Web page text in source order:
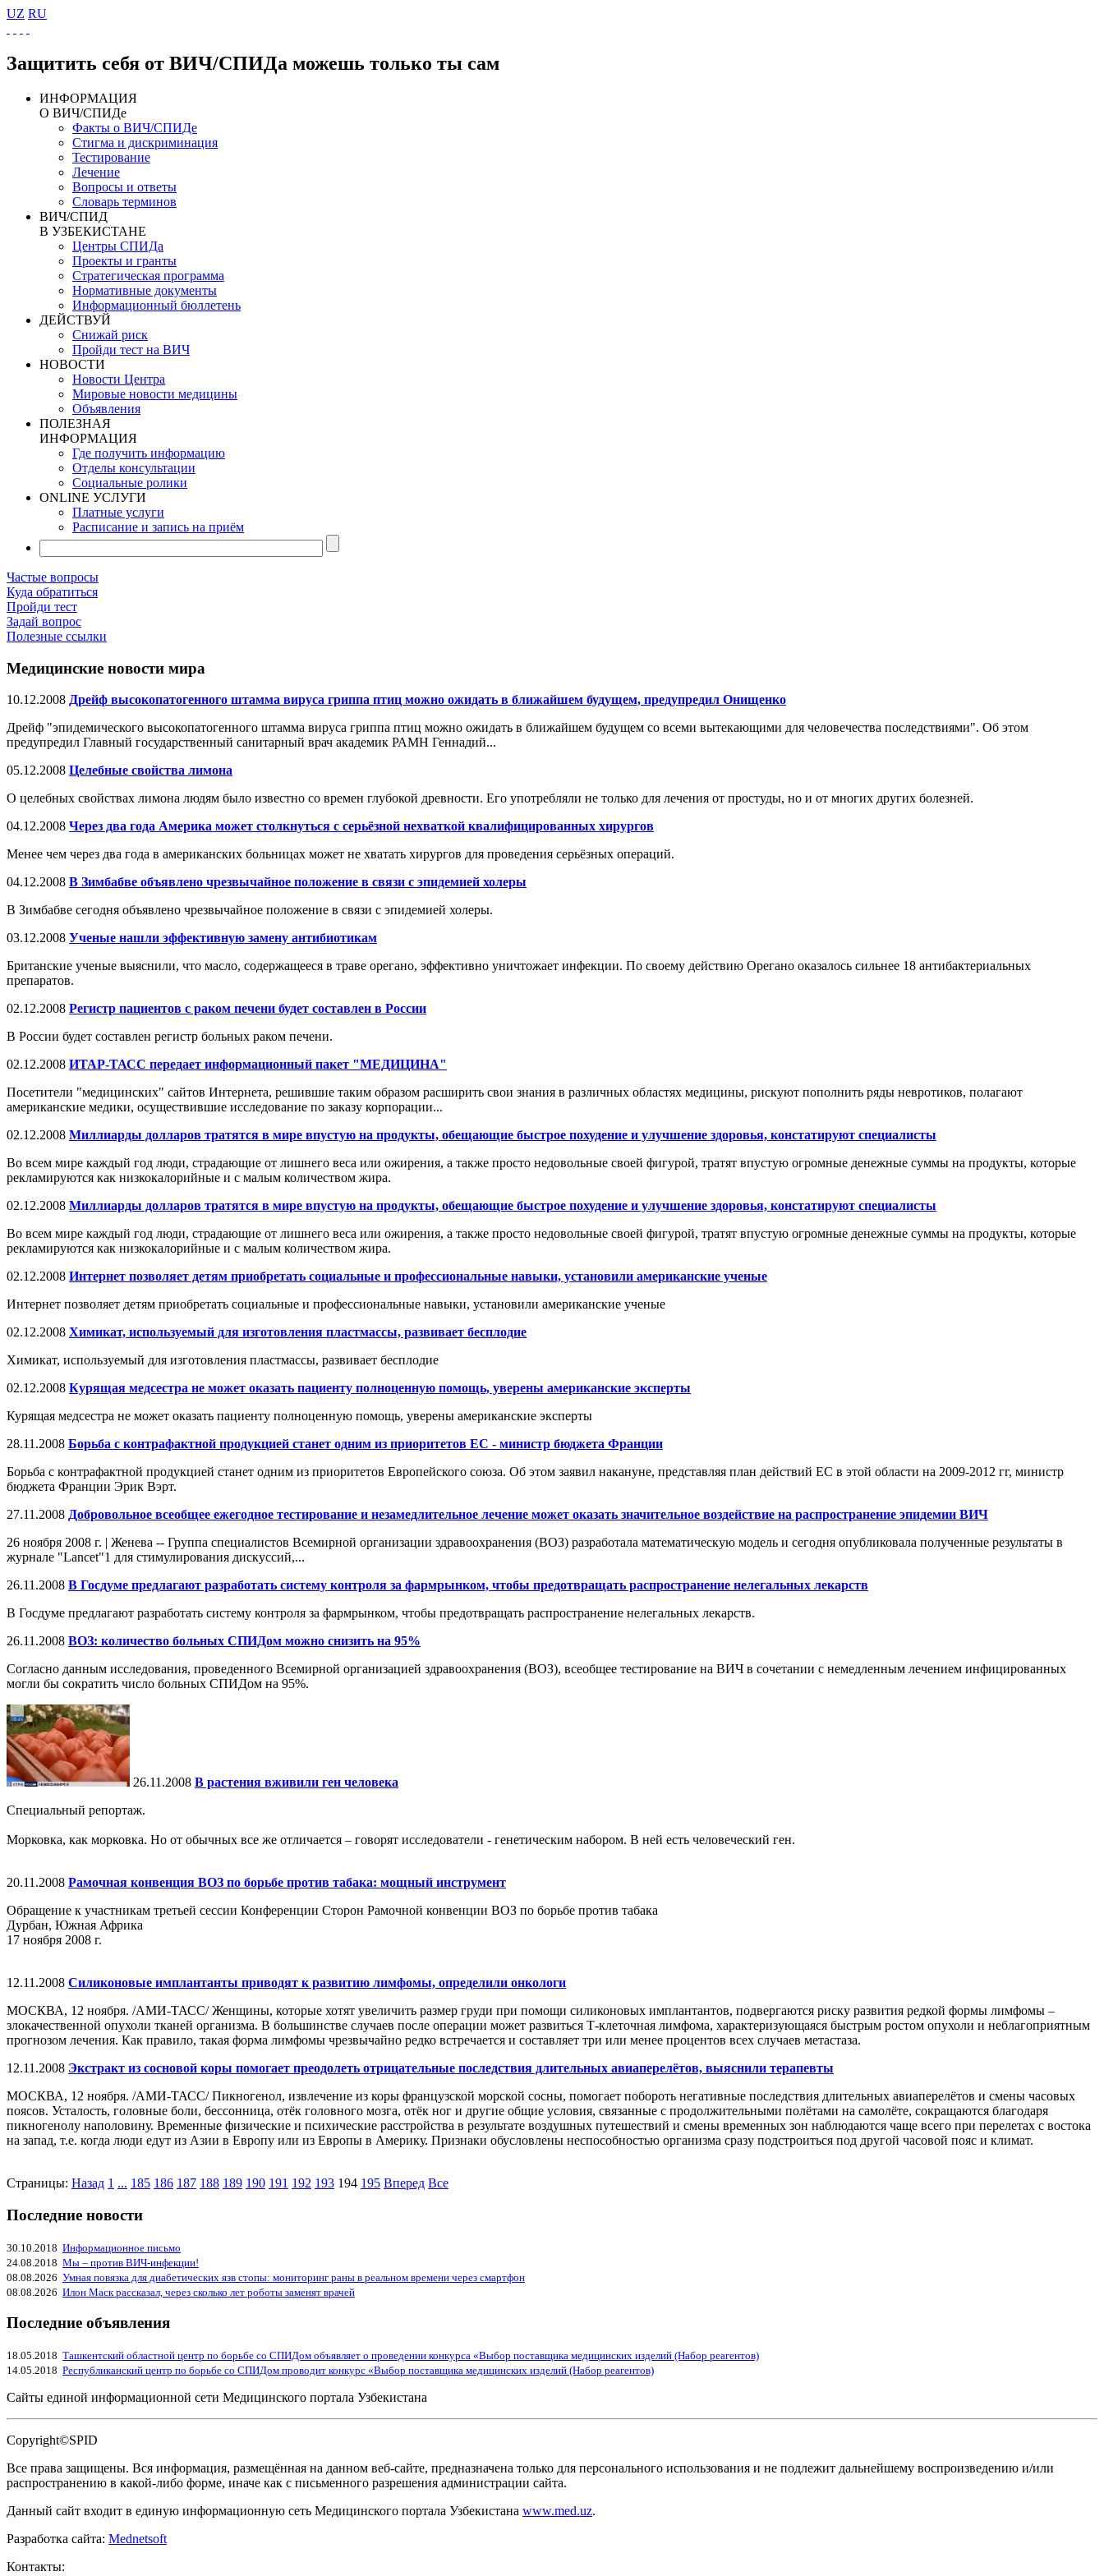
UZ RU
Защитить себя от ВИЧ/СПИДа можешь только ты сам
ИНФОРМАЦИЯ
О ВИЧ/СПИДе
Факты о ВИЧ/СПИДе
Стигма и дискриминация
Тестирование
Лечение
Вопросы и ответы
Словарь терминов
ВИЧ/СПИД
В УЗБЕКИСТАНЕ
Центры СПИДа
Проекты и гранты
Стратегическая программа
Нормативные документы
Информационный бюллетень
ДЕЙСТВУЙ
Снижай риск
Пройди тест на ВИЧ
НОВОСТИ
Новости Центра
Мировые новости медицины
Объявления
ПОЛЕЗНАЯ
ИНФОРМАЦИЯ
Где получить информацию
Отделы консультации
Социальные ролики
ONLINE УСЛУГИ
Платные услуги
Расписание и запись на приём
Частые вопросы
Куда обратиться
Пройди тест
Задай вопрос
Полезные ссылки
Медицинские новости мира
10.12.2008 Дрейф высокопатогенного штамма вируса гриппа птиц можно ожидать в ближайшем будущем, предупредил Онищенко
Дрейф "эпидемического высокопатогенного штамма вируса гриппа птиц можно ожидать в ближайшем будущем со всеми вытекающими для человечества последствиями". Об этом
предупредил Главный государственный санитарный врач академик РАМН Геннадий...
05.12.2008 Целебные свойства лимона
О целебных свойствах лимона людям было известно со времен глубокой древности. Его употребляли не только для лечения от простуды, но и от многих других болезней.
04.12.2008 Через два года Америка может столкнуться с серьёзной нехваткой квалифицированных хирургов
Менее чем через два года в американских больницах может не хватать хирургов для проведения серьёзных операций.
04.12.2008 В Зимбабве объявлено чрезвычайное положение в связи с эпидемией холеры
В Зимбабве сегодня объявлено чрезвычайное положение в связи с эпидемией холеры.
03.12.2008 Ученые нашли эффективную замену антибиотикам
Британские ученые выяснили, что масло, содержащееся в траве орегано, эффективно уничтожает инфекции. По своему действию Орегано оказалось сильнее 18 антибактериальных
препаратов.
02.12.2008 Регистр пациентов с раком печени будет составлен в России
В России будет составлен регистр больных раком печени.
02.12.2008 ИТАР-ТАСС передает информационный пакет "МЕДИЦИНА"
Посетители "медицинских" сайтов Интернета, решившие таким образом расширить свои знания в различных областях медицины, рискуют пополнить ряды невротиков, полагают
американские медики, осуществившие исследование по заказу корпорации...
02.12.2008 Миллиарды долларов тратятся в мире впустую на продукты, обещающие быстрое похудение и улучшение здоровья, констатируют специалисты
Во всем мире каждый год люди, страдающие от лишнего веса или ожирения, а также просто недовольные своей фигурой, тратят впустую огромные денежные суммы на продукты, которые
рекламируются как низкокалорийные и с малым количеством жира.
02.12.2008 Миллиарды долларов тратятся в мире впустую на продукты, обещающие быстрое похудение и улучшение здоровья, констатируют специалисты
Во всем мире каждый год люди, страдающие от лишнего веса или ожирения, а также просто недовольные своей фигурой, тратят впустую огромные денежные суммы на продукты, которые
рекламируются как низкокалорийные и с малым количеством жира.
02.12.2008 Интернет позволяет детям приобретать социальные и профессиональные навыки, установили американские ученые
Интернет позволяет детям приобретать социальные и профессиональные навыки, установили американские ученые
02.12.2008 Химикат, используемый для изготовления пластмассы, развивает бесплодие
Химикат, используемый для изготовления пластмассы, развивает бесплодие
02.12.2008 Курящая медсестра не может оказать пациенту полноценную помощь, уверены американские эксперты
Курящая медсестра не может оказать пациенту полноценную помощь, уверены американские эксперты
28.11.2008 Борьба с контрафактной продукцией станет одним из приоритетов ЕС - министр бюджета Франции
Борьба с контрафактной продукцией станет одним из приоритетов Европейского союза. Об этом заявил накануне, представляя план действий ЕС в этой области на 2009-2012 гг, министр
бюджета Франции Эрик Вэрт.
27.11.2008 Добровольное всеобщее ежегодное тестирование и незамедлительное лечение может оказать значительное воздействие на распространение эпидемии ВИЧ
26 ноября 2008 г. | Женева -- Группа специалистов Всемирной организации здравоохранения (ВОЗ) разработала математическую модель и сегодня опубликовала полученные результаты в
журнале "Lancet"1 для стимулирования дискуссий,...
26.11.2008 В Госдуме предлагают разработать систему контроля за фармрынком, чтобы предотвращать распространение нелегальных лекарств
В Госдуме предлагают разработать систему контроля за фармрынком, чтобы предотвращать распространение нелегальных лекарств.
26.11.2008 ВОЗ: количество больных СПИДом можно снизить на 95%
Согласно данным исследования, проведенного Всемирной организацией здравоохранения (ВОЗ), всеобщее тестирование на ВИЧ в сочетании с немедленным лечением инфицированных
могли бы сократить число больных СПИДом на 95%.
26.11.2008 В растения вживили ген человека
Специальный репортаж.
Морковка, как морковка. Но от обычных все же отличается – говорят исследователи - генетическим набором. В ней есть человеческий ген.
20.11.2008 Рамочная конвенция ВОЗ по борьбе против табака: мощный инструмент
Обращение к участникам третьей сессии Конференции Сторон Рамочной конвенции ВОЗ по борьбе против табака
Дурбан, Южная Африка
17 ноября 2008 г.
12.11.2008 Силиконовые имплантанты приводят к развитию лимфомы, определили онкологи
МОСКВА, 12 ноября. /АМИ-ТАСС/ Женщины, которые хотят увеличить размер груди при помощи силиконовых имплантантов, подвергаются риску развития редкой формы лимфомы –
злокачественной опухоли тканей организма. В большинстве случаев после операции может развиться Т-клеточная лимфома, характеризующаяся быстрым ростом опухоли и неблагоприятным
прогнозом лечения. Как правило, такая форма лимфомы чрезвычайно редко встречается и составляет три или менее процентов всех случаев метастаза.
12.11.2008 Экстракт из сосновой коры помогает преодолеть отрицательные последствия длительных авиаперелётов, выяснили терапевты
МОСКВА, 12 ноября. /АМИ-ТАСС/ Пикногенол, извлечение из коры французской морской сосны, помогает побороть негативные последствия длительных авиаперелётов и смены часовых
поясов. Усталость, головные боли, бессонница, отёк головного мозга, отёк ног и другие общие условия, связанные с продолжительными полётами на самолёте, сокращаются благодаря
пикногенолу наполовину. Временные физические и психические расстройства в результате воздушных путешествий и смены временных зон наблюдаются чаще всего при перелетах с востока
на запад, т.е. когда люди едут из Азии в Европу или из Европы в Америку. Признаки обусловлены неспособностью организма сразу подстроиться под другой часовой пояс и климат.
Страницы: Назад 1 ... 185 186 187 188 189 190 191 192 193 194 195 Вперед Все
Последние новости
30.10.2018 Информационное письмо
24.08.2018 Мы – против ВИЧ-инфекции!
08.08.2026 Умная повязка для диабетических язв стопы: мониторинг раны в реальном времени через смартфон
08.08.2026 Илон Маск рассказал, через сколько лет роботы заменят врачей
Последние объявления
18.05.2018 Ташкентский областной центр по борьбе со СПИДом объявляет о проведении конкурса «Выбор поставщика медицинских изделий (Набор реагентов)
14.05.2018 Республиканский центр по борьбе со СПИДом проводит конкурс «Выбор поставщика медицинских изделий (Набор реагентов)
Сайты единой информационной сети Медицинского портала Узбекистана
Copyright©SPID
Все права защищены. Вся информация, размещённая на данном веб-сайте, предназначена только для персонального использования и не подлежит дальнейшему воспроизведению и/или
распространению в какой-либо форме, иначе как с письменного разрешения администрации сайта.
Данный сайт входит в единую информационную сеть Медицинского портала Узбекистана www.med.uz.
Разработка сайта: Mednetsoft
Контакты: